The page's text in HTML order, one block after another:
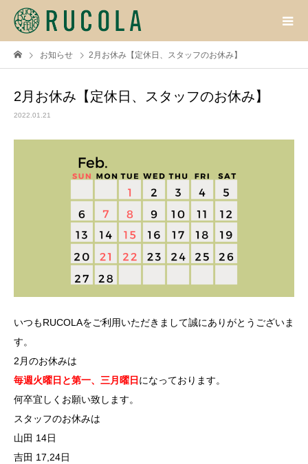
お知らせ 2月お休み【定休日、スタッフのお休み】
2月お休み【定休日、スタッフのお休み】
2022.01.21
いつもRUCOLAをご利用いただきまして誠にありがとうございま
す。
2月のお休みは
毎週火曜日と第一、 三月曜日 になっております。
何卒宜しくお願い致します。
スタッフのお休みは
山田 14日
吉田 17,24日